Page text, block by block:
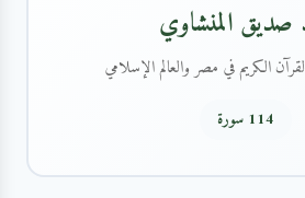
صديق المنشاوي
الكريم في مصر والعالم الإسلامي
114 سورة